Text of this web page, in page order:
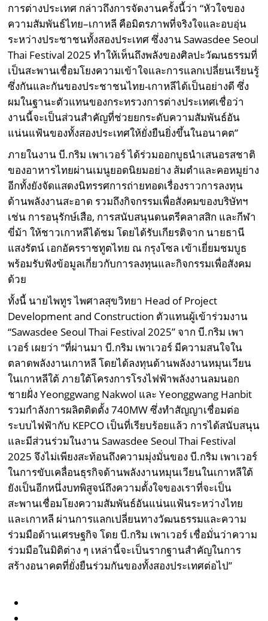
การต่างประเทศ กล่าวถึงการจัดงานครั้งนี้ว่า “หัวใจของ
ความสัมพันธ์ไทย–เกาหลี คือมิตรภาพที่จริงใจและอบอุ่น
ระหว่างประชาชนทั้งสองประเทศ ซึ่งงาน Sawasdee Seoul
Thai Festival 2025 ทำให้เห็นถึงพลังของศิลปะวัฒนธรรมที่
เป็นสะพานเชื่อมโยงความเข้าใจและการแลกเปลี่ยนเรียนรู้
ซึ่งกันและกันของประชาชนไทย-เกาหลีได้เป็นอย่างดี ซึ่ง
ผมในฐานะตัวแทนของกระทรวงการต่างประเทศเชื่อว่า
งานนี้จะเป็นส่วนสำคัญที่ช่วยยกระดับความสัมพันธ์อัน
แน่นแฟ้นของทั้งสองประเทศให้ยั่งยืนยิ่งขึ้นในอนาคต”
ภายในงาน บี.กริม เพาเวอร์ ได้ร่วมออกบูธนำเสนอรสชาติ
ของอาหารไทยผ่านเมนูยอดนิยมอย่าง ส้มตำและคอหมูย่าง
อีกทั้งยังจัดแสดงนิทรรศการถ่ายทอดเรื่องราวการลงทุน
ด้านพลังงานสะอาด รวมถึงกิจกรรมเพื่อสังคมของบริษัทฯ
เช่น การอนุรักษ์เสือ, การสนับสนุนดนตรีคลาสสิก และกีฬา
ขี่ม้า ให้ชาวเกาหลีได้ชม โดยได้รับเกียรติจาก นายธานี
แสงรัตน์ เอกอัครราชทูตไทย ณ กรุงโซล เข้าเยี่ยมชมบูธ
พร้อมรับฟังข้อมูลเกี่ยวกับการลงทุนและกิจกรรมเพื่อสังคม
ด้วย
ทั้งนี้ นายไพทูร ไพศาลสุขวิทยา Head of Project
Development and Construction ตัวแทนผู้เข้าร่วมงาน
“Sawasdee Seoul Thai Festival 2025” จาก บี.กริม เพา
เวอร์ เผยว่า “ที่ผ่านมา บี.กริม เพาเวอร์ มีความสนใจใน
ตลาดพลังงานเกาหลี โดยได้ลงทุนด้านพลังงานหมุนเวียน
ในเกาหลีใต้ ภายใต้โครงการโรงไฟฟ้าพลังงานลมนอก
ชายฝั่ง Yeonggwang Nakwol และ Yeonggwang Hanbit
รวมกำลังการผลิตติดตั้ง 740MW ซึ่งทำสัญญาเชื่อมต่อ
ระบบไฟฟ้ากับ KEPCO เป็นที่เรียบร้อยแล้ว การได้สนับสนุน
และมีส่วนร่วมในงาน Sawasdee Seoul Thai Festival
2025 จึงไม่เพียงสะท้อนถึงความมุ่งมั่นของ บี.กริม เพาเวอร์
ในการขับเคลื่อนธุรกิจด้านพลังงานหมุนเวียนในเกาหลีใต้
ยังเป็นอีกหนึ่งบทพิสูจน์ถึงความตั้งใจของเราที่จะเป็น
สะพานเชื่อมโยงความสัมพันธ์อันแน่นแฟ้นระหว่างไทย
และเกาหลี ผ่านการแลกเปลี่ยนทางวัฒนธรรมและความ
ร่วมมือด้านเศรษฐกิจ โดย บี.กริม เพาเวอร์ เชื่อมั่นว่าความ
ร่วมมือในมิติต่าง ๆ เหล่านี้จะเป็นรากฐานสำคัญในการ
สร้างอนาคตที่ยั่งยืนร่วมกันของทั้งสองประเทศต่อไป”